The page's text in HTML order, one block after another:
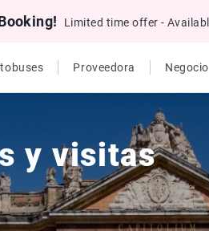
Limited time offer -
Proveedora Negocio
y visitas